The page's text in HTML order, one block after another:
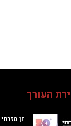
העורך
חן